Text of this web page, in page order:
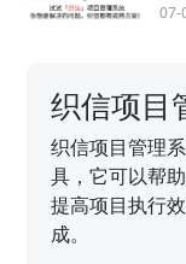
07-
织信项目
织信项目管理
具，它可以帮
提高项目执行
成。